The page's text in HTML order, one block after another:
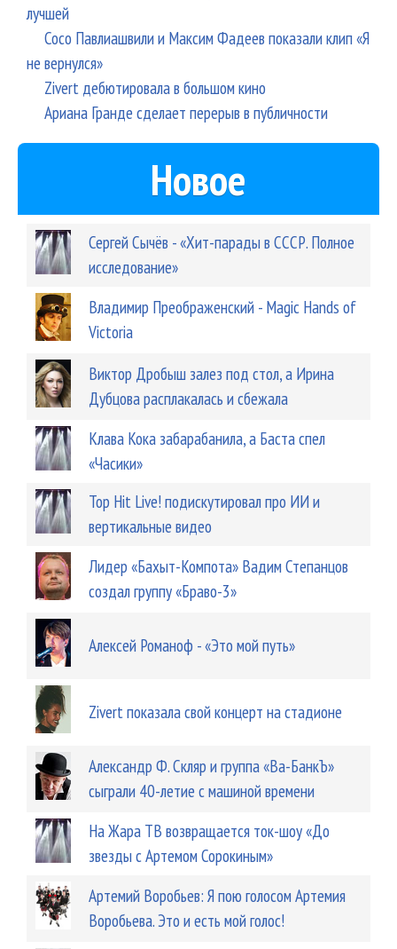
лучшей
Сосо Павлиашвили и Максим Фадеев показали клип «Я
не вернулся»
Zivert дебютировала в большом кино
Ариана Гранде сделает перерыв в публичности
Новое
Сергей Сычёв - «Хит-парады в СССР. Полное
исследование»
Владимир Преображенский - Magic Hands of
Victoria
Виктор Дробыш залез под стол, а Ирина
Дубцова расплакалась и сбежала
Клава Кока забарабанила, а Баста спел
«Часики»
Top Hit Live! подискутировал про ИИ и
вертикальные видео
Лидер «Бахыт-Компота» Вадим Степанцов
создал группу «Браво-3»
Алексей Романоф - «Это мой путь»
Zivert показала свой концерт на стадионе
Александр Ф. Скляр и группа «Ва-БанкЪ»
сыграли 40-летие с машиной времени
На Жара ТВ возвращается ток-шоу «До
звезды с Артемом Сорокиным»
Артемий Воробьев: Я пою голосом Артемия
Воробьева. Это и есть мой голос!